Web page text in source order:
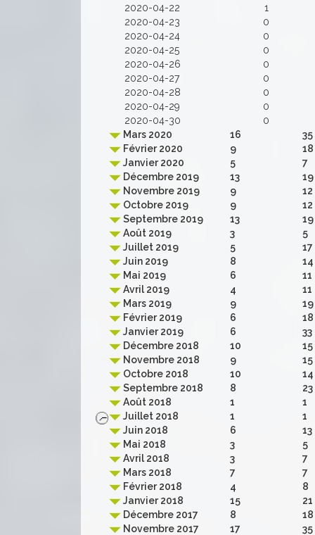
2020-04-22
1
2020-04-23
0
2020-04-24
0
2020-04-25
0
2020-04-26
0
2020-04-27
0
2020-04-28
0
2020-04-29
0
2020-04-30
0
Mars 2020
16
35
Février 2020
9
18
Janvier 2020
5
7
Décembre 2019
13
19
Novembre 2019
9
12
Octobre 2019
9
12
Septembre 2019
13
19
Août 2019
3
5
Juillet 2019
5
17
Juin 2019
8
14
Mai 2019
6
11
Avril 2019
4
11
Mars 2019
9
19
Février 2019
6
18
Janvier 2019
6
33
Décembre 2018
10
15
Novembre 2018
9
15
Octobre 2018
10
14
Septembre 2018
8
23
Août 2018
1
1
Juillet 2018
1
1
Juin 2018
6
13
Mai 2018
3
5
Avril 2018
3
7
Mars 2018
7
7
Février 2018
4
8
Janvier 2018
15
21
Décembre 2017
8
18
Novembre 2017
17
35